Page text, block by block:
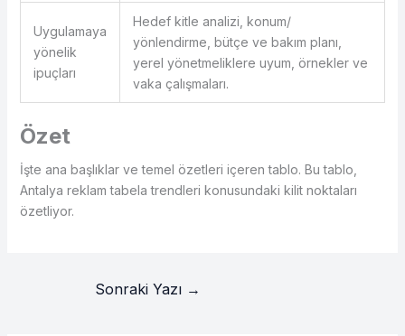
Uygulamaya
yönelik
ipuçları
Hedef kitle analizi, konum/
yönlendirme, bütçe ve bakım planı,
yerel yönetmeliklere uyum, örnekler ve
vaka çalışmaları.
Özet
İşte ana başlıklar ve temel özetleri içeren tablo. Bu tablo,
Antalya reklam tabela trendleri konusundaki kilit noktaları
özetliyor.
Sonraki Yazı →